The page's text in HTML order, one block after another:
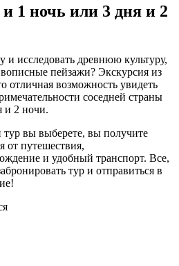
1 ночь или 3 дня и 2
и исследовать древнюю культуру,
пейзажи? Экскурсия из
возможность увидеть
соседней страны
и 2 ночи.
тур вы выберете, вы получите
от путешествия,
и удобный транспорт. Все,
тур и отправиться в